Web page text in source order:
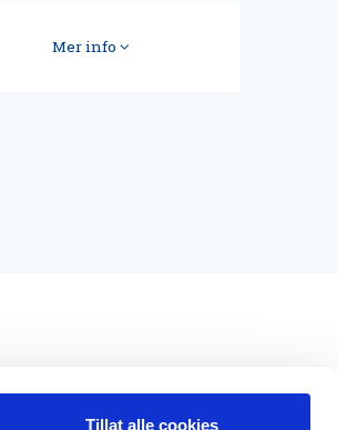
Tillat alle cookies
Mer info